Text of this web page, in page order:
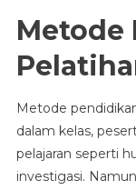
Metode
Metode
dalam kelas,
pelajaran seperti
investigasi.